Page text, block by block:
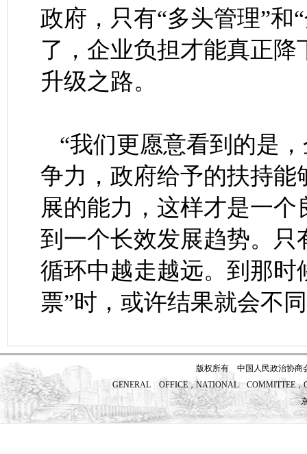
政府，只有“多头管理”和
了，企业负担才能真正
升级之路。
“我们更愿意看到的是
争力，政府给予的扶持
展的能力，这样才是一
到一个长效发展趋势。
循环中越走越远。到那时
票”时，或许结果就会不
版权所有 中国人民政治协商
GENERAL OFFICE，NATIONAL COMMITTEE，